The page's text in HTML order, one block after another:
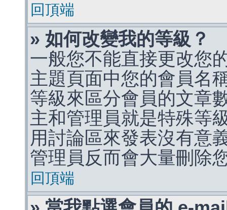
回頂端
» 如何改變我的等級？
一般您不能直接更改您
主題頁面中您的會員名
等級來區分會員的文章
主和管理員就是特殊等
用討論區來發表沒有意
管理員反而會大量刪除
回頂端